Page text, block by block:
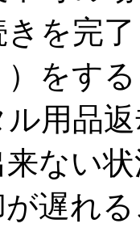
を完
をす
用品返
ない
遅れ